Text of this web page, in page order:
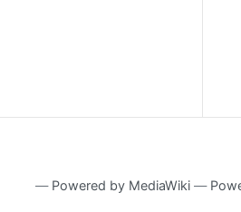
― Powered by MediaWiki ―